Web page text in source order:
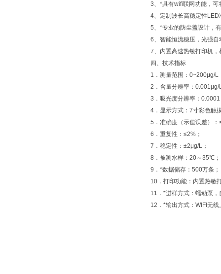
3、*具有wifi联网功能，可
4、定制波长高稳定性
5、*专业的防尘盖设计，
6、智能恒流稳压，光强
7、内置高速热敏打印机
四、技术指标
1．测量范围：0~200μg/L
2．含量分辨率：0.001μg/
3．吸光度分辨率：0.0001
4．显示方式：7寸彩色触
5．准确度（示值误差）
6．重复性：≤2%；
7．稳定性：±2μg/L；
8．被测水样：20～35℃；
9．*数据储存：500万条；
10．打印功能：内置热敏
11．*进样方式：蠕动泵
12．*输出方式：WIFI无